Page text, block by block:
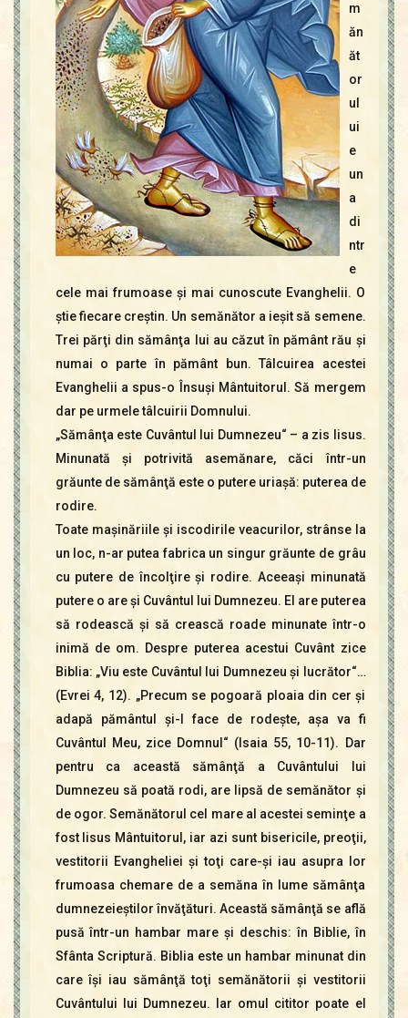
m
ăn
ăt
or
ul
ui
e
un
a
di
ntr
e
cele mai frumoase şi mai cunoscute Evanghelii. O
ştie fiecare creştin. Un semănător a ieşit să semene.
Trei părţi din sămânţa lui au căzut în pământ rău şi
numai o parte în pământ bun. Tâlcuirea acestei
Evanghelii a spus-o Însuşi Mântuitorul. Să mergem
dar pe urmele tâlcuirii Domnului.
„Sămânţa este Cuvântul lui Dumnezeu“ – a zis Iisus.
Minunată şi potrivită asemănare, căci într-un
grăunte de sămânţă este o putere uriaşă: puterea de
rodire.
Toate maşinăriile şi iscodirile veacurilor, strânse la
un loc, n-ar putea fabrica un singur grăunte de grâu
cu putere de încolţire şi rodire. Aceeaşi minunată
putere o are şi Cuvântul lui Dumnezeu. El are puterea
să rodească şi să crească roade minunate într-o
inimă de om. Despre puterea acestui Cuvânt zice
Biblia: „Viu este Cuvântul lui Dumnezeu şi lucrător“…
(Evrei 4, 12). „Precum se pogoară ploaia din cer şi
adapă pământul şi-l face de rodeşte, aşa va fi
Cuvântul Meu, zice Domnul“ (Isaia 55, 10-11). Dar
pentru ca această sămânţă a Cuvântului lui
Dumnezeu să poată rodi, are lipsă de semănător şi
de ogor. Semănătorul cel mare al acestei seminţe a
fost Iisus Mântuitorul, iar azi sunt bisericile, preoţii,
vestitorii Evangheliei şi toţi care-şi iau asupra lor
frumoasa chemare de a semăna în lume sămânţa
dumnezeieştilor învăţături. Această sămânţă se află
pusă într-un hambar mare şi deschis: în Biblie, în
Sfânta Scriptură. Biblia este un hambar minunat din
care îşi iau sămânţă toţi semănătorii şi vestitorii
Cuvântului lui Dumnezeu. Iar omul cititor poate el